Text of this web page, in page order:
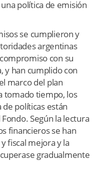
política de emisión
se cumplieron y
argentinas
con su
y han cumplido con
marco del plan
tomado tiempo, los
políticas están
Según la lectura
financieros se han
fiscal mejora y la
gradualmente